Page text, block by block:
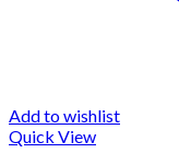
Add to wishlist
Quick View